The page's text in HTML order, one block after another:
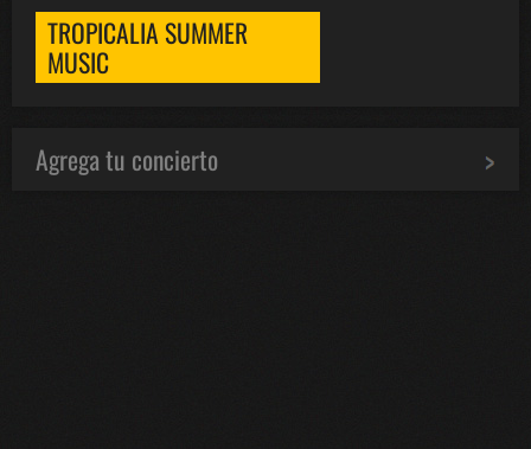
TROPICALIA SUMMER
MUSIC
Agrega tu concierto